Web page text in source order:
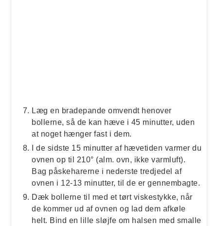
Læg en bradepande omvendt henover
bollerne, så de kan hæve i 45 minutter, uden
at noget hænger fast i dem.
I de sidste 15 minutter af hævetiden varmer du
ovnen op til 210° (alm. ovn, ikke varmluft).
Bag påskeharerne i nederste tredjedel af
ovnen i 12-13 minutter, til de er gennembagte.
Dæk bollerne til med et tørt viskestykke, når
de kommer ud af ovnen og lad dem afkøle
helt. Bind en lille sløjfe om halsen med smalle